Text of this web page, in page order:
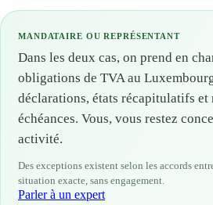
MANDATAIRE OU REPRÉSENTANT
Dans les deux cas, on prend en
obligations de TVA au
déclarations, états récapitulatifs et
échéances. Vous, vous restez
activité.
Des exceptions existent selon les accords
situation exacte, sans engagement.
Parler à un expert